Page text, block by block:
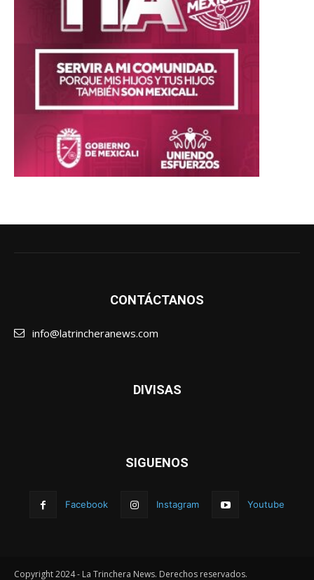
CONTÁCTANOS
info@latrincheranews.com
DIVISAS
SIGUENOS
Facebook Instagram Youtube
Copyright 2024 - La Trinchera News. Derechos reservados.